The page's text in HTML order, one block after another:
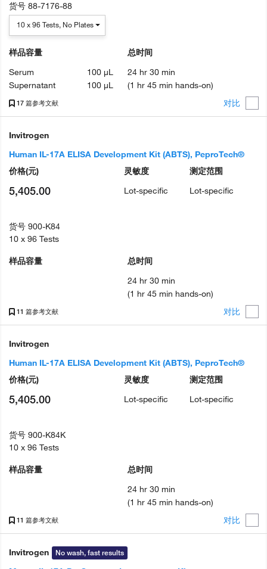
对比
17 篇参考文献
样品容量
Serum
100 µL
Supernatant
100 µL
总时间
24 hr 30 min
(1 hr 45 min hands-on)
货号 88-7176-88
10 x 96 Tests, No Plates
Invitrogen
对比
Human IL-17A ELISA Development Kit (ABTS), PeproTech®
11 篇参考文献
灵敏度
Lot-specific
测定范围
Lot-specific
样品容量
总时间
24 hr 30 min
(1 hr 45 min hands-on)
价格(元)
5,405.00
货号 900-K84
10 x 96 Tests
Invitrogen
对比
Human IL-17A ELISA Development Kit (ABTS), PeproTech®
11 篇参考文献
灵敏度
Lot-specific
测定范围
Lot-specific
样品容量
总时间
24 hr 30 min
(1 hr 45 min hands-on)
价格(元)
5,405.00
货号 900-K84K
10 x 96 Tests
Invitrogen No wash, fast results